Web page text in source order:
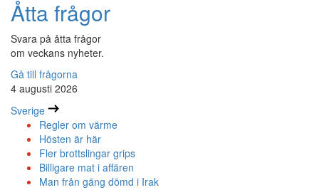
Åtta frågor
Svara på åtta frågor
om veckans nyheter.
Gå till frågorna
4 augusti 2026
Sverige
Regler om värme
Hösten är här
Fler brottslingar grips
Billigare mat i affären
Man från gäng dömd i Irak